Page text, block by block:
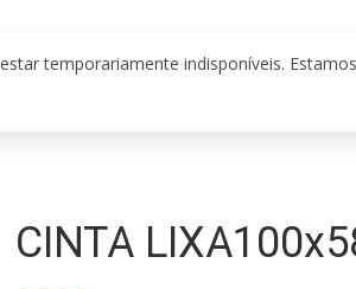
temporariamente indisponíveis.
CINTA